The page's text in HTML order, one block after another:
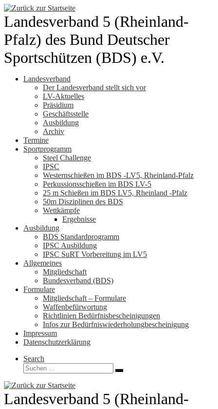
Zum
Inhalt
springen
Landesverband 5 (Rheinland-
Pfalz) des Bund Deutscher
Sportschützen (BDS) e.V.
Landesverband
Der Landesverband stellt sich vor
LV-Aktuelles
Präsidium
Geschäftsstelle
Ausbildung
Archiv
Termine
Sportprogramm
Steel Challenge
IPSC
Westernschießen im BDS -LV5, Rheinland-Pfalz
Perkussionsschießen im BDS LV-5
25 m Schießen im BDS LV5, Rheinland -Pfalz
50m Disziplinen des BDS
Wettkämpfe
Ergebnisse
Ausbildung
BDS Standardprogramm
IPSC Ausbildung
IPSC SuRT Vorbereitung im LV5
Allgemeines
Mitgliedschaft
Bundesverband (BDS)
Formulare
Mitgliedschaft – Formulare
Waffenbefürwortung
Richtlinien Bedürfnisbescheinigungen
Infos zur Bedürfniswiederholungbescheinigung
Impressum
Datenschutzerklärung
Search
Suche
Suchen …
Landesverband 5 (Rheinland-